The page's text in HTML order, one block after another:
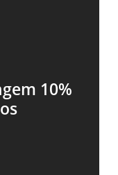
10%